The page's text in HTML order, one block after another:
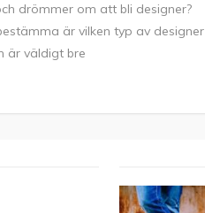
drömmer om att bli designer?
är vilken typ av designer
är väldigt bre